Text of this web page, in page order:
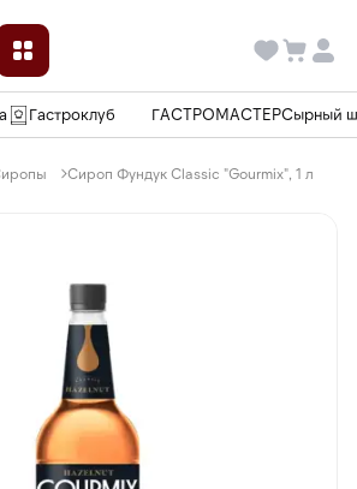
Гастроклуб ГАСТРОМАСТЕРСырный
Сироп Фундук Classic "Gourmix", 1 л